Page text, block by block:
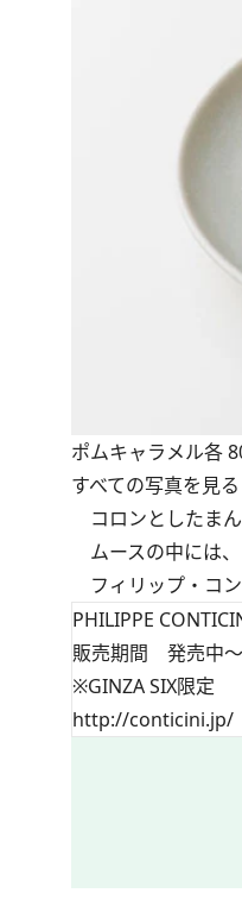
ポムキャラメル各
すべての写真を見る
コロンとしたま
ムースの中には
フィリップ・コ
PHILIPPE
販売期間 発売中
※GINZA SIX限定
http://conticini.jp/